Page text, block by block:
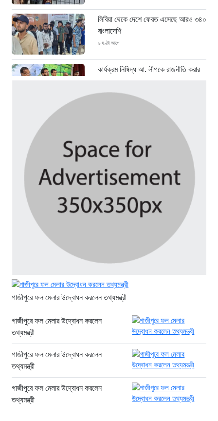
লিবিয়া থেকে দেশে ফেরত এসেছে আরও ৩৪০
বাংলাদেশি
৬ ঘণ্টা আগে
কার্যক্রম নিষিদ্ধ আ. লীগকে রাজনীতি করার
৬ ঘণ্টা আগে
এক দফার ঘোষণা কোনো একক ব্যক্তির নয়:
৬ ঘণ্টা আগে
কাঠামোগত সংস্কার না হলে এই সরকারও
স্বৈরাচারী হবে : নাহিদ ইসলাম
ভারতে বসে হাসিনাকে ষড়যন্ত্রের সুযোগ
দেওয়ায় ভারতের প্রতি জামায়াতের তীব্র নিন্দা
নতুন কোনো ফ্যাসিবাদকে মাথাচাড়া দিয়ে
৬ ঘণ্টা আগে
নারীসহ আহত ২
গত ২৪ ঘণ্টায় ৪১৪ জন গ্রেফতার
গাজীপুরে ফল মেলার উদ্বোধন করলেন তথ্যমন্ত্রী
গাজীপুরে ফল মেলার উদ্বোধন করলেন
তথ্যমন্ত্রী
গাজীপুরে ফল মেলার উদ্বোধন করলেন
তথ্যমন্ত্রী
গাজীপুরে ফল মেলার উদ্বোধন করলেন
তথ্যমন্ত্রী